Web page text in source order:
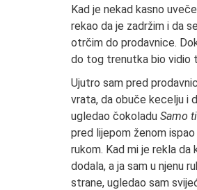
Kad je nekad kasno
rekao da je zadržim i da
otrčim do prodavnice.
do tog trenutka bio vidio
Ujutro sam pred
vrata, da obuče kecelju i
ugledao čokoladu Samo ti
pred lijepom ženom
rukom. Kad mi je rekla da
dodala, a ja sam u njenu
strane, ugledao sam